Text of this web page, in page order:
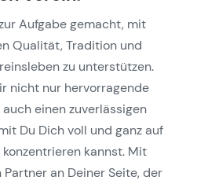
Aufgabe gemacht, mit
Qualität, Tradition und
zu unterstützen.
nicht nur hervorragende
einen zuverlässigen
Du Dich voll und ganz auf
kannst. Mit
an Deiner Seite, der